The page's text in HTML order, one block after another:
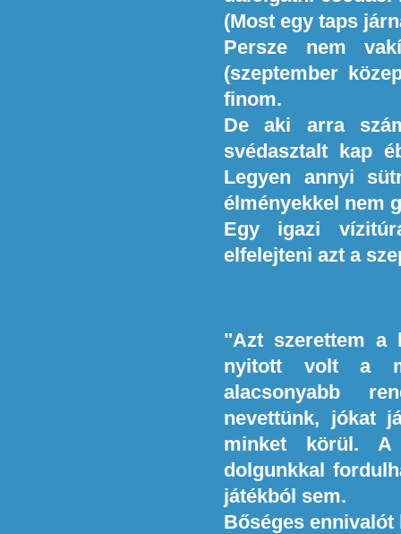
(Most egy taps
Persze nem
(szeptember
finom.
De aki arra
svédasztalt kap
Legyen annyi
élményekkel nem
Egy igazi
elfelejteni azt a
"Azt szerettem a
nyitott volt a
alacsonyabb
nevettünk, jókat
minket körül. A
dolgunkkal
játékból sem.
Bőséges